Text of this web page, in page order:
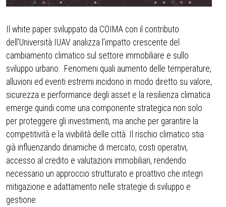
Il white paper sviluppato da COIMA con il contributo
dell’Università IUAV analizza l’impatto crescente del
cambiamento climatico sul settore immobiliare e sullo
sviluppo urbano. Fenomeni quali aumento delle temperature,
alluvioni ed eventi estremi incidono in modo diretto su valore,
sicurezza e performance degli asset e la resilienza climatica
emerge quindi come una componente strategica non solo
per proteggere gli investimenti, ma anche per garantire la
competitività e la vivibilità delle città. Il rischio climatico stia
già influenzando dinamiche di mercato, costi operativi,
accesso al credito e valutazioni immobiliari, rendendo
necessario un approccio strutturato e proattivo che integri
mitigazione e adattamento nelle strategie di sviluppo e
gestione.